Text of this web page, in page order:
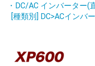
・DC/AC インバーター
[種類別] DC>ACインバ